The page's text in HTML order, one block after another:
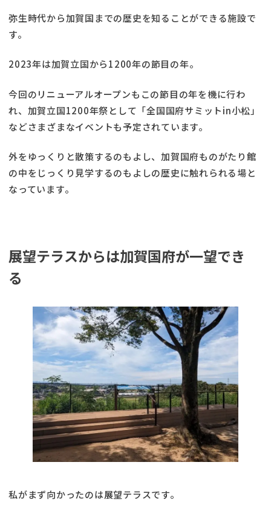
弥生時代から加賀国までの歴史を知ることができる施設で
す。
2023年は加賀立国から1200年の節目の年。
今回のリニューアルオープンもこの節目の年を機に行わ
れ、加賀立国1200年祭として「全国国府サミットin小松」
などさまざまなイベントも予定されています。
外をゆっくりと散策するのもよし、加賀国府ものがたり館
の中をじっくり見学するのもよしの歴史に触れられる場と
なっています。
展望テラスからは加賀国府が一望でき
る
私がまず向かったのは展望テラスです。